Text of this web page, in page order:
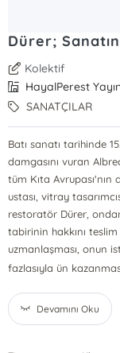
Dürer;
Kolektif
HayalPerest
SANATÇILAR
Batı sanatı tarihinde
damgasını vuran
tüm Kıta
ustası, vitray
restoratör Dürer,
tabirinin hakkını
uzmanlaşması, onun
fazlasıyla ün
Devamını Oku